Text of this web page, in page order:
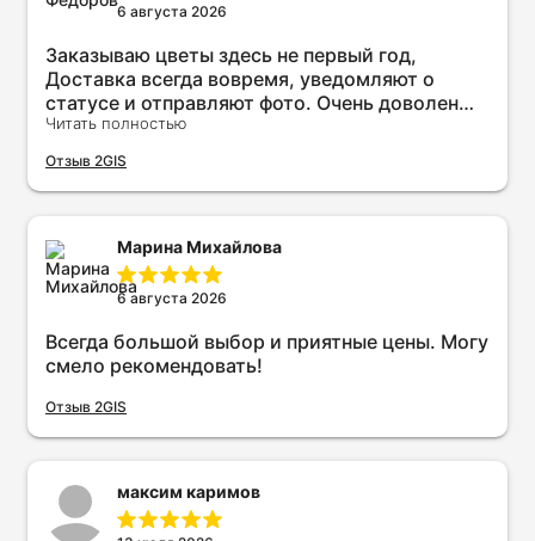
6 августа 2026
Заказываю цветы здесь не первый год,
Доставка всегда вовремя, уведомляют о
статусе и отправляют фото. Очень доволен
качеством и сервисом. Рекомендую всем!
Читать полностью
Отзыв 2GIS
Марина Михайлова
6 августа 2026
Всегда большой выбор и приятные цены. Могу
смело рекомендовать!
Отзыв 2GIS
максим каримов